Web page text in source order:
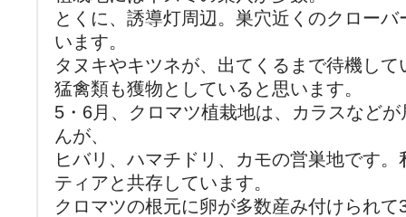
とくに、誘導灯周辺。巣穴近くのクロー
います。
タヌキやキツネが、出てくるまで待機し
猛禽類も獲物としていると思います。
5・6月、クロマツ植栽地は、カラスなど
んが、
ヒバリ、ハマチドリ、カモの営巣地です
ティアと共存しています。
クロマツの根元に卵が多数産み付けられて